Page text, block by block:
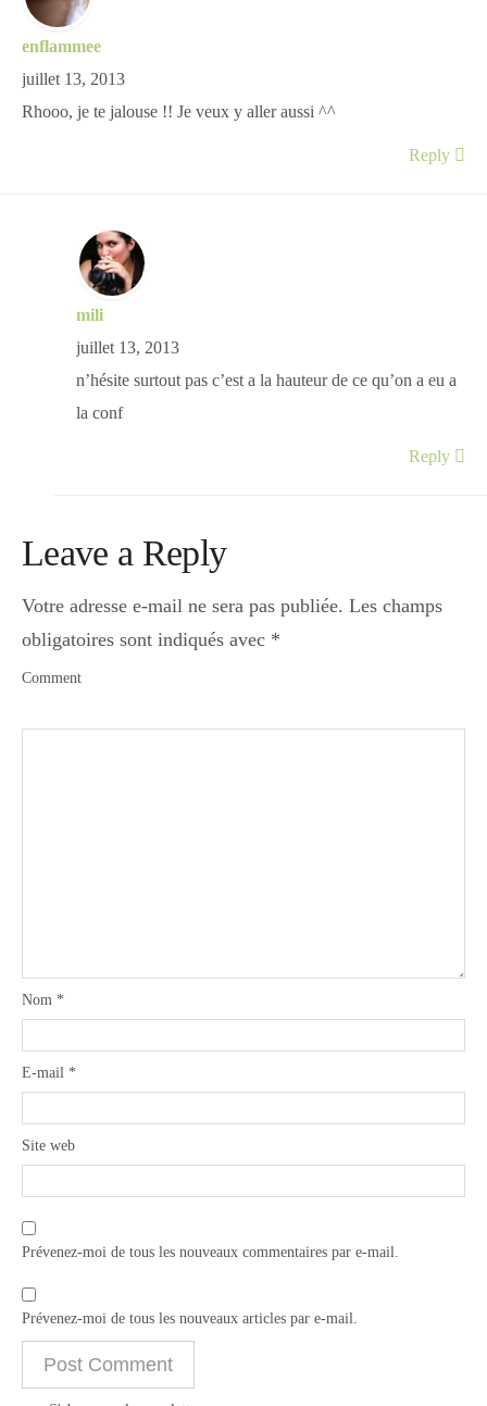
enflammee
juillet 13, 2013
Rhooo, je te jalouse !! Je veux y aller aussi ^^
Reply
mili
juillet 13, 2013
n’hésite surtout pas c’est a la hauteur de ce qu’on a eu a
la conf
Reply
Leave a Reply
Votre adresse e-mail ne sera pas publiée. Les champs
obligatoires sont indiqués avec *
Comment
Nom *
E-mail *
Site web
Prévenez-moi de tous les nouveaux commentaires par e-mail.
Prévenez-moi de tous les nouveaux articles par e-mail.